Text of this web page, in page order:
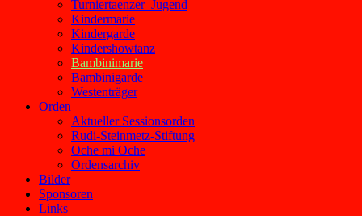
Turniertaenzer_Jugend
Kindermarie
Kindergarde
Kindershowtanz
Bambinimarie
Bambinigarde
Westenträger
Orden
Aktueller Sessionsorden
Rudi-Steinmetz-Stiftung
Oche mi Oche
Ordensarchiv
Bilder
Sponsoren
Links